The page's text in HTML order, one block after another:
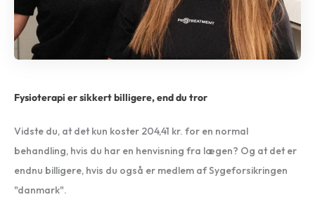
Fysioterapi er sikkert billigere, end du tror
Vidste du, at det kun koster 204,41 kr. for en normal
behandling, hvis du har en henvisning fra lægen? Og at det er
endnu billigere, hvis du også er medlem af Sygeforsikringen
"danmark".